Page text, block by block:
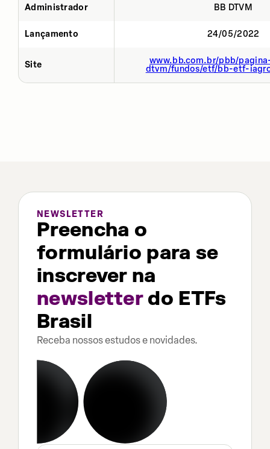
Administrador BB DTVM
Lançamento 24/05/2022
Site
www.bb.com.br/pbb/
dtvm/fundos/etf/bb-etf-
NEWSLETTER
Preencha o
formulário para se
inscrever na
newsletterdo ETFs
Brasil
Receba nossos estudos e novidades.